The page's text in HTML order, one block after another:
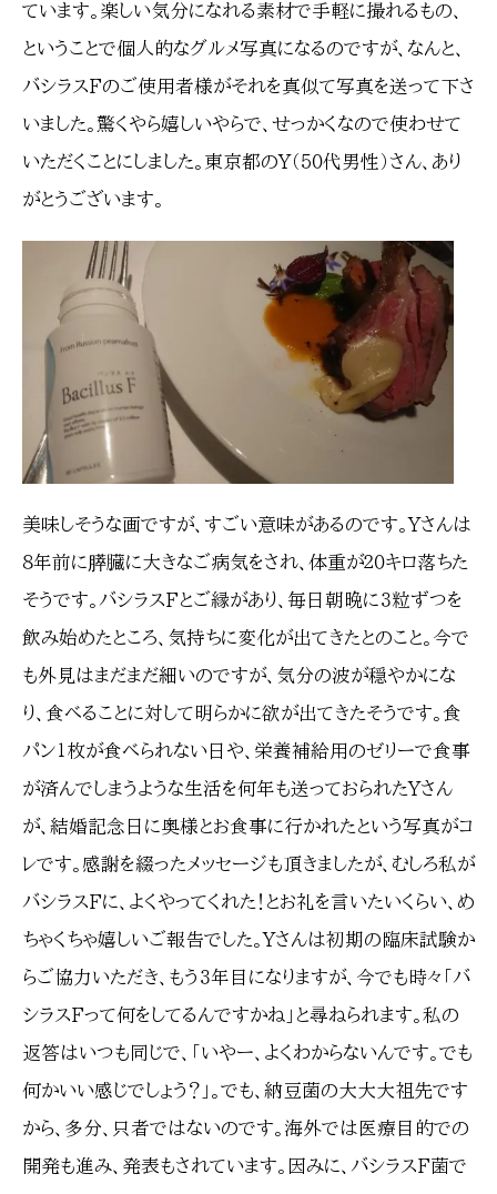
ています。楽しい気分になれる素材で手軽に撮れるもの、
ということで個人的なグルメ写真になるのですが、なんと、
バシラスFのご使用者様がそれを真似て写真を送って下さ
いました。驚くやら嬉しいやらで、せっかくなので使わせて
いただくことにしました。東京都のY（５０代男性）さん、あり
がとうございます。
美味しそうな画ですが、すごい意味があるのです。Yさんは
８年前に膵臓に大きなご病気をされ、体重が２０キロ落ちた
そうです。バシラスFとご縁があり、毎日朝晩に３粒ずつを
飲み始めたところ、気持ちに変化が出てきたとのこと。今で
も外見はまだまだ細いのですが、気分の波が穏やかにな
り、食べることに対して明らかに欲が出てきたそうです。食
パン１枚が食べられない日や、栄養補給用のゼリーで食事
が済んでしまうような生活を何年も送っておられたYさん
が、結婚記念日に奥様とお食事に行かれたという写真がコ
レです。感謝を綴ったメッセージも頂きましたが、むしろ私が
バシラスFに、よくやってくれた！とお礼を言いたいくらい、め
ちゃくちゃ嬉しいご報告でした。Yさんは初期の臨床試験か
らご協力いただき、もう３年目になりますが、今でも時々「バ
シラスFって何をしてるんですかね」と尋ねられます。私の
返答はいつも同じで、「いやー、よくわからないんです。でも
何かいい感じでしょう？」。でも、納豆菌の大大大祖先です
から、多分、只者ではないのです。海外では医療目的での
開発も進み、発表もされています。因みに、バシラスF菌で